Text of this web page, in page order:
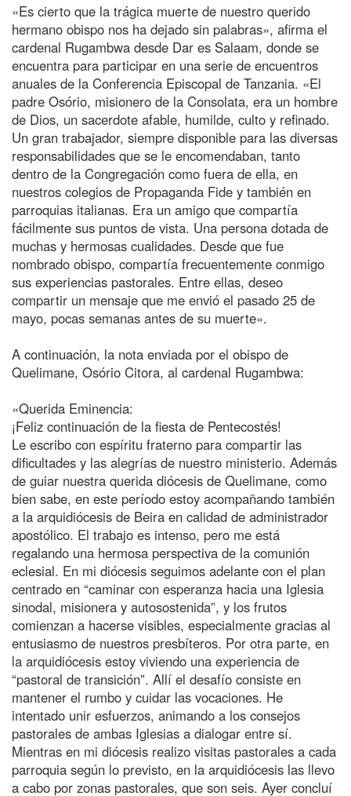
«Es cierto que la trágica muerte de nuestro querido
hermano obispo nos ha dejado sin palabras», afirma el
cardenal Rugambwa desde Dar es Salaam, donde se
encuentra para participar en una serie de encuentros
anuales de la Conferencia Episcopal de Tanzania. «El
padre Osório, misionero de la Consolata, era un hombre
de Dios, un sacerdote afable, humilde, culto y refinado.
Un gran trabajador, siempre disponible para las diversas
responsabilidades que se le encomendaban, tanto
dentro de la Congregación como fuera de ella, en
nuestros colegios de Propaganda Fide y también en
parroquias italianas. Era un amigo que compartía
fácilmente sus puntos de vista. Una persona dotada de
muchas y hermosas cualidades. Desde que fue
nombrado obispo, compartía frecuentemente conmigo
sus experiencias pastorales. Entre ellas, deseo
compartir un mensaje que me envió el pasado 25 de
mayo, pocas semanas antes de su muerte».
A continuación, la nota enviada por el obispo de
Quelimane, Osório Citora, al cardenal Rugambwa:
«Querida Eminencia:
¡Feliz continuación de la fiesta de Pentecostés!
Le escribo con espíritu fraterno para compartir las
dificultades y las alegrías de nuestro ministerio. Además
de guiar nuestra querida diócesis de Quelimane, como
bien sabe, en este período estoy acompañando también
a la arquidiócesis de Beira en calidad de administrador
apostólico. El trabajo es intenso, pero me está
regalando una hermosa perspectiva de la comunión
eclesial. En mi diócesis seguimos adelante con el plan
centrado en “caminar con esperanza hacia una Iglesia
sinodal, misionera y autosostenida”, y los frutos
comienzan a hacerse visibles, especialmente gracias al
entusiasmo de nuestros presbíteros. Por otra parte, en
la arquidiócesis estoy viviendo una experiencia de
“pastoral de transición”. Allí el desafío consiste en
mantener el rumbo y cuidar las vocaciones. He
intentado unir esfuerzos, animando a los consejos
pastorales de ambas Iglesias a dialogar entre sí.
Mientras en mi diócesis realizo visitas pastorales a cada
parroquia según lo previsto, en la arquidiócesis las llevo
a cabo por zonas pastorales, que son seis. Ayer concluí